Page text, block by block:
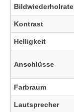
Bildwiederholrate
Kontrast
Helligkeit
Anschlüsse
Farbraum
Lautsprecher